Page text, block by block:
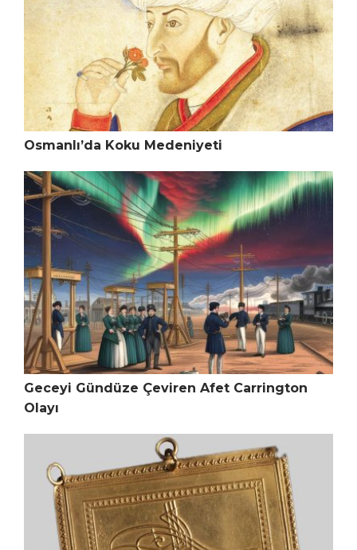
Osmanlı’da Koku Medeniyeti
Geceyi Gündüze Çeviren Afet Carrington
Olayı